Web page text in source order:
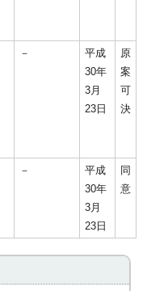
－
平成
30年
3月
23日
原
案
可
決
－
平成
30年
3月
23日
同
意